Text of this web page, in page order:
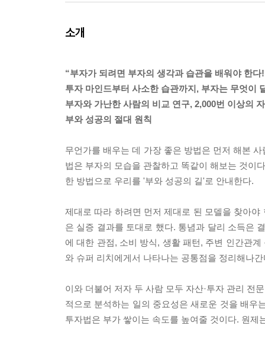
소개
“부자가 되려면 부자의 생각과 습관을 배워야 한다
투자 마인드부터 사소한 습관까지, 부자는 무엇이
부자와 가난한 사람의 비교 연구, 2,000번 이상의
부와 성공의 절대 원칙
무언가를 배우는 데 가장 좋은 방법은 먼저 해본
법은 부자의 모습을 관찰하고 똑같이 해보는 것이
한 방법으로 우리를 '부와 성공의 길'로 안내한다.
제대로 따라 하려면 먼저 제대로 된 모델을 찾아
은 실증 결과를 토대로 했다. 통념과 달리 소득은
에 대한 관점, 소비 방식, 생활 패턴, 주변 인간관
와 슈퍼 리치에게서 나타나는 공통점을 정리해나
이와 더불어 저자 두 사람 모두 자산·투자 관리 전
적으로 분석하는 일의 중요성은 새로운 것을 배우
투자법은 부가 쌓이는 속도를 높여줄 것이다. 원제